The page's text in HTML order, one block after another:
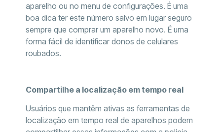
aparelho ou no menu de configurações. É uma
boa dica ter este número salvo em lugar seguro
sempre que comprar um aparelho novo. É uma
forma fácil de identificar donos de celulares
roubados.
Compartilhe a localização em tempo real
Usuários que mantêm ativas as ferramentas de
localização em tempo real de aparelhos podem